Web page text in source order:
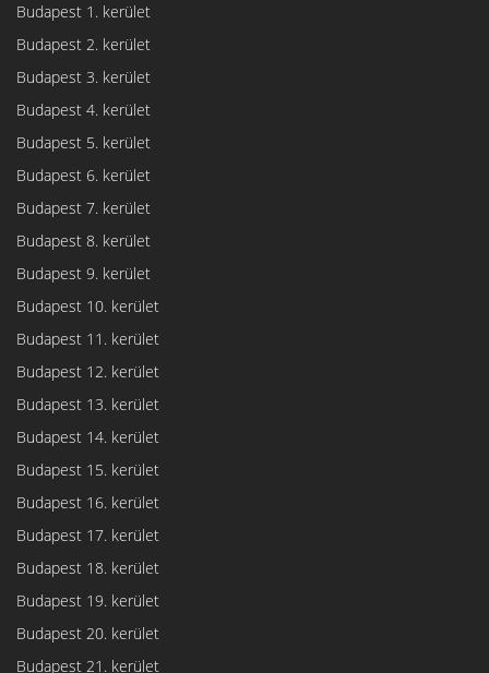
Budapest 1. kerület
Budapest 2. kerület
Budapest 3. kerület
Budapest 4. kerület
Budapest 5. kerület
Budapest 6. kerület
Budapest 7. kerület
Budapest 8. kerület
Budapest 9. kerület
Budapest 10. kerület
Budapest 11. kerület
Budapest 12. kerület
Budapest 13. kerület
Budapest 14. kerület
Budapest 15. kerület
Budapest 16. kerület
Budapest 17. kerület
Budapest 18. kerület
Budapest 19. kerület
Budapest 20. kerület
Budapest 21. kerület